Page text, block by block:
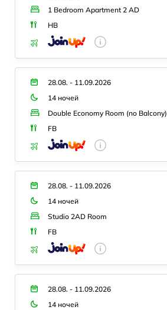
1 Bedroom Apartment 2 AD
HB
28.08. - 11.09.2026
14 ночей
Double Economy Room (no Balcony)
FB
28.08. - 11.09.2026
14 ночей
Studio 2AD Room
FB
28.08. - 11.09.2026
14 ночей